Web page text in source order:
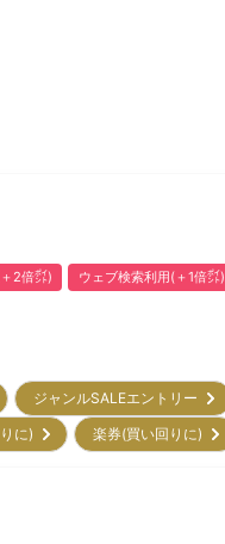
2倍㌽) ウェブ検索利用(＋1倍㌽)
ジャンルSALEエントリー
りに) 楽券(買い回りに)